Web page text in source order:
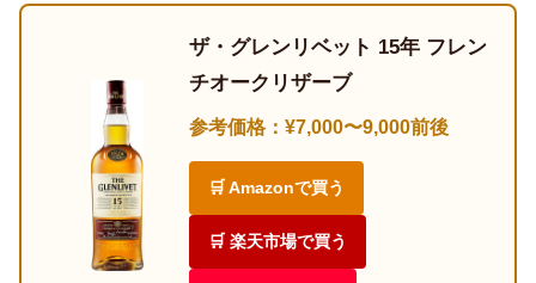
ザ・グレンリベット 15年 フレン
チオークリザーブ
参考価格：¥7,000〜9,000前後
🛒 Amazonで買う
🛒 楽天市場で買う